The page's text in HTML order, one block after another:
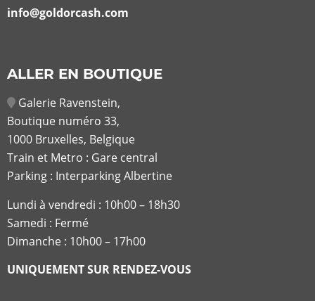
info@goldorcash.com
ALLER EN BOUTIQUE
Galerie Ravenstein,
Boutique numéro 33,
1000 Bruxelles, Belgique
Train et Metro : Gare central
Parking : Interparking Albertine
Lundi à vendredi : 10h00 – 18h30
Samedi : Fermé
Dimanche : 10h00 – 17h00
UNIQUEMENT SUR RENDEZ-VOUS